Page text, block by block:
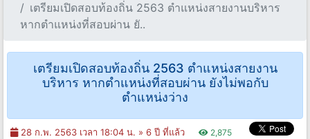
เตรียมเปิดสอบท้องถิ่น 2563 ตำแหน่งสายงานบริหาร
หากตำแหน่งที่สอบผ่าน ยั..
เตรียมเปิดสอบท้องถิ่น 2563 ตำแหน่งสายงาน
บริหาร หากตำแหน่งที่สอบผ่าน ยังไม่พอกับ
ตำแหน่งว่าง
28 ก.พ. 2563 เวลา 18:04 น. » 6 ปี ที่แล้ว 2,875